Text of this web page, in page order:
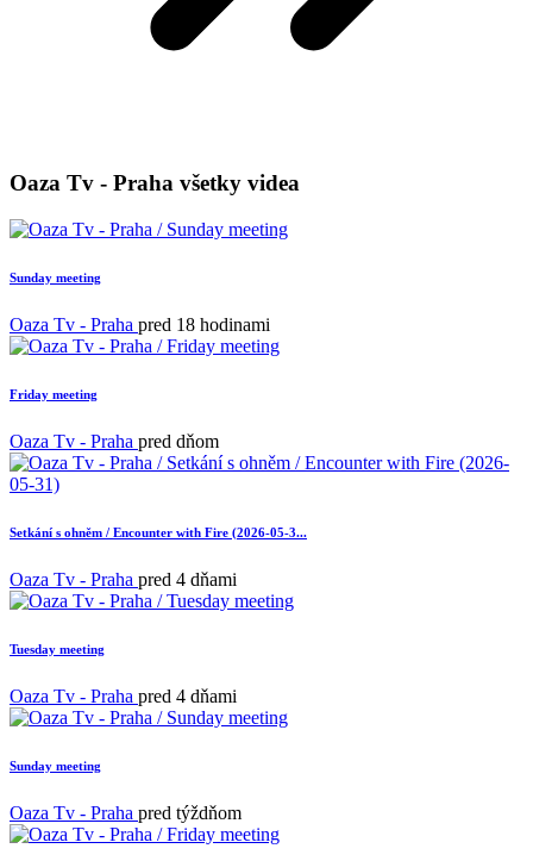
Oaza Tv - Praha všetky videa
Sunday meeting
Oaza Tv - Praha pred 18 hodinami
Friday meeting
Oaza Tv - Praha pred dňom
Setkání s ohněm / Encounter with Fire (2026-05-3...
Oaza Tv - Praha pred 4 dňami
Tuesday meeting
Oaza Tv - Praha pred 4 dňami
Sunday meeting
Oaza Tv - Praha pred týždňom